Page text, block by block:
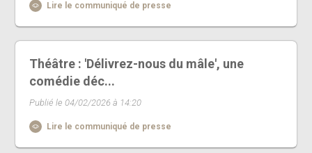
Lire le communiqué de presse
Théâtre : 'Délivrez-nous du mâle', une
comédie déc...
Publié le 04/02/2026 à 14:20
Lire le communiqué de presse